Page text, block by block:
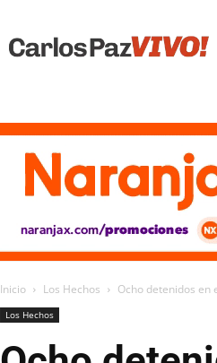
Vivo
Inicio Los Hechos Ocho detenidos en
Los Hechos